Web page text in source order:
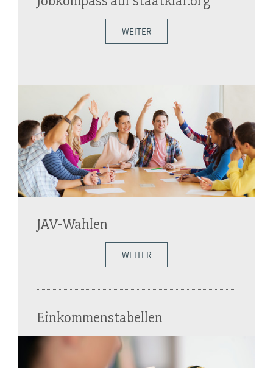
WEITER
JAV-Wahlen
WEITER
Einkommenstabellen